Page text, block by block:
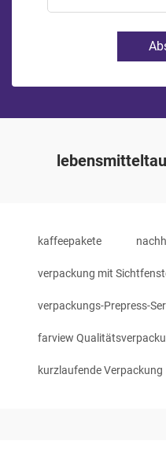
kaffeepakete
verpackung mit
verpackungs-Prepress-
farview
kurzlaufende Verpackung